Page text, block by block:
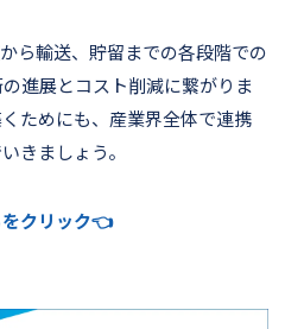
ら輸送、貯留までの各段階での
進展とコスト削減に繋がりま
ためにも、産業界全体で連携
きましょう。
クリック👈